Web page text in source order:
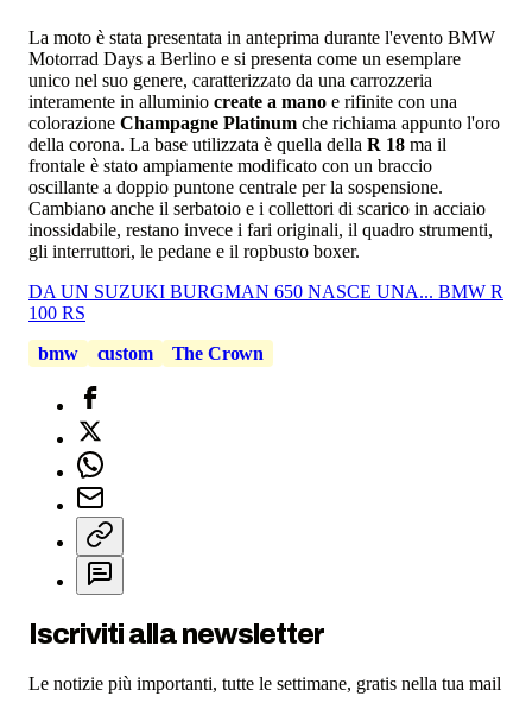
La moto è stata presentata in anteprima durante l'evento BMW
Motorrad Days a Berlino e si presenta come un esemplare
unico nel suo genere, caratterizzato da una carrozzeria
interamente in alluminio create a mano e rifinite con una
colorazione Champagne Platinum che richiama appunto l'oro
della corona. La base utilizzata è quella della R 18 ma il
frontale è stato ampiamente modificato con un braccio
oscillante a doppio puntone centrale per la sospensione.
Cambiano anche il serbatoio e i collettori di scarico in acciaio
inossidabile, restano invece i fari originali, il quadro strumenti,
gli interruttori, le pedane e il ropbusto boxer.
DA UN SUZUKI BURGMAN 650 NASCE UNA... BMW R
100 RS
bmw
custom The Crown
Iscriviti alla newsletter
Le notizie più importanti, tutte le settimane, gratis nella tua mail